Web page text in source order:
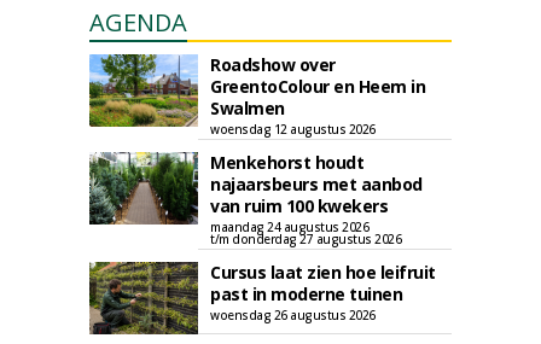
AGENDA
Roadshow over
GreentoColour en Heem in
Swalmen
woensdag 12 augustus 2026
Menkehorst houdt
najaarsbeurs met aanbod
van ruim 100 kwekers
maandag 24 augustus 2026
t/m donderdag 27 augustus 2026
Cursus laat zien hoe leifruit
past in moderne tuinen
woensdag 26 augustus 2026